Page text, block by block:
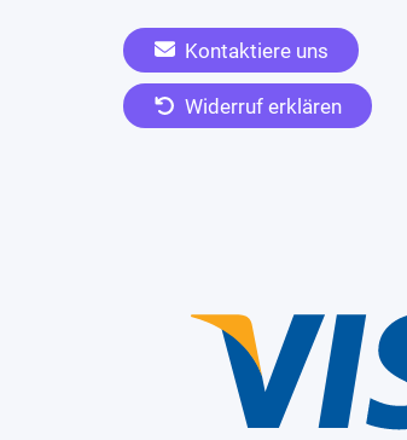
Kontaktiere uns
Widerruf erklären